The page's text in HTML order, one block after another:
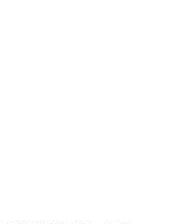
jest
KRS: